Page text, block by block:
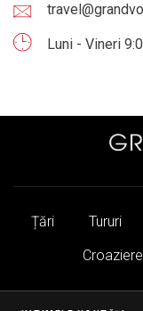
Luni - Vineri
Țări Tururi
Croaziere